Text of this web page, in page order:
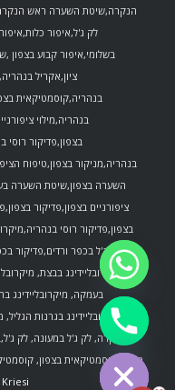
הנקרה,שיטת השערה ראש
לק ג'ל,איפור
בשלומי,איפור קבוע בצפון
ציון,אקריל
בנהריה,קוסמטיקאית
בנהריה,מילוי
בצפון,פדיקור רוסי
בנהריה,מניקור בצפון,טיפוח
השערה בצפון,שיטת השערה
ציפורניים בצפון,פדיקור
בצפון,פדיקור רוסי
לק ג'ל בכפר ורדים,פדיקור
מיקרובליידינג בבצת,
בעמקה, מיקרובליידינג
מיקרובליידינג בגרנות
הנקרה, לק ג'ל במעונה, לק
בגורן, קוסמטיקאית בצפון,
Hide
chaty